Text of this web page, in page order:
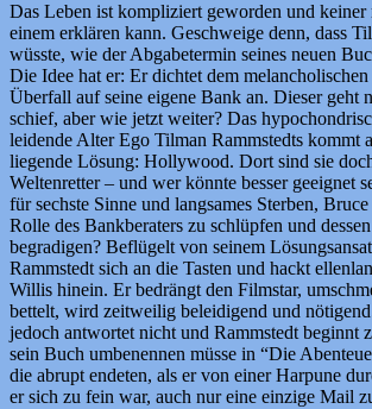
Das Leben ist kompliziert geworden und keiner
einem erklären kann. Geschweige denn, dass
wüsste, wie der Abgabetermin seines neuen
Die Idee hat er: Er dichtet dem
Überfall auf seine eigene Bank an. Dieser geht
schief, aber wie jetzt weiter? Das
leidende Alter Ego Tilman Rammstedts kommt
liegende Lösung: Hollywood. Dort sind sie
Weltenretter – und wer könnte besser geeignet
für sechste Sinne und langsames Sterben,
Rolle des Bankberaters zu schlüpfen und
begradigen? Beflügelt von seinem
Rammstedt sich an die Tasten und hackt
Willis hinein. Er bedrängt den Filmstar,
bettelt, wird zeitweilig beleidigend und
jedoch antwortet nicht und Rammstedt beginnt
sein Buch umbenennen müsse in “Die
die abrupt endeten, als er von einer Harpune
er sich zu fein war, auch nur eine einzige Mail